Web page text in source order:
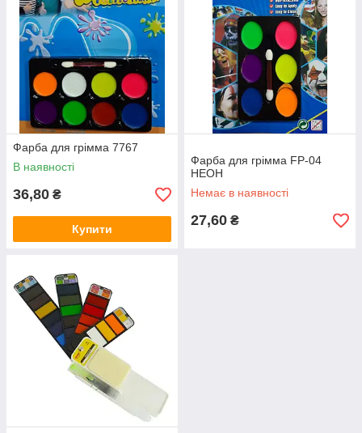
для запобігання скочування крапель.
і
Акварель 24 кольору 0724
Великий набір акварелей для малювання.
Натуральні компоненти і медова основа
роблять ці фарби яскравими, а зображення
— максимально чіткими.
Фарба для грімма 7767
В наявності
36,80 ₴
Купити
Фарба для грімма FP-04
НЕОН
Немає в наявності
27,60 ₴